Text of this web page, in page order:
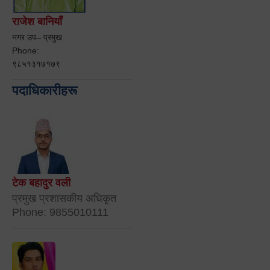
राजेश बानियाँ
नगर उप– प्रमुख
Phone:
९८५१३१७१७९
पदाधिकारीहरू
टेक बहादुर वली
प्रमुख प्रशासकीय अधिकृत
Phone: 9855010111